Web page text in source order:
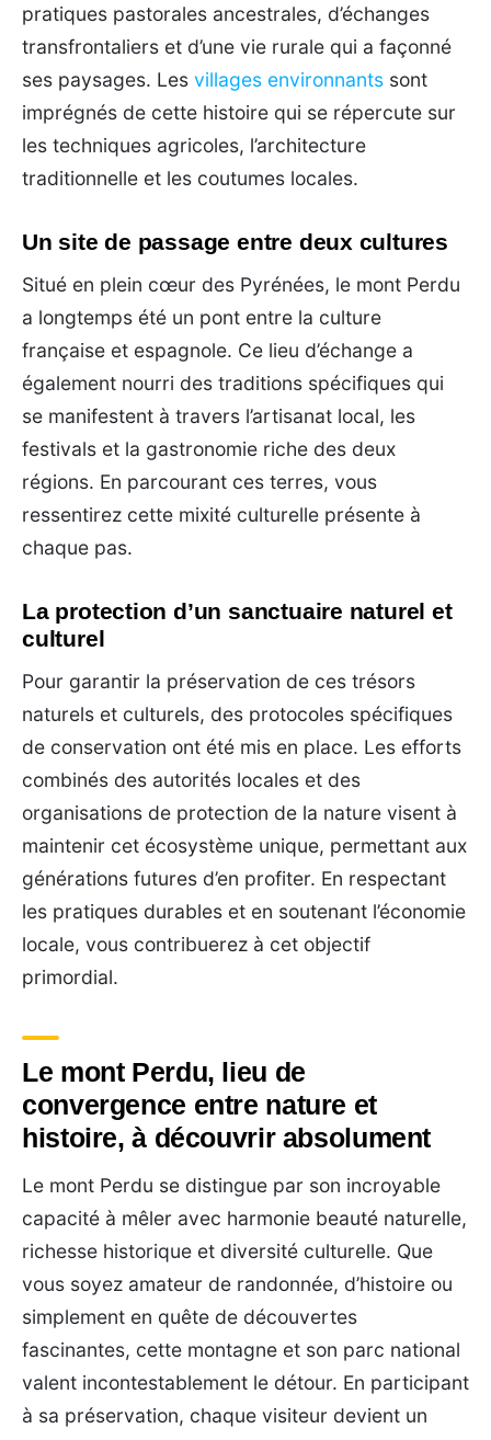
pratiques pastorales ancestrales, d’échanges
transfrontaliers et d’une vie rurale qui a façonné
ses paysages. Les villages environnants sont
imprégnés de cette histoire qui se répercute sur
les techniques agricoles, l’architecture
traditionnelle et les coutumes locales.
Un site de passage entre deux cultures
Situé en plein cœur des Pyrénées, le mont Perdu
a longtemps été un pont entre la culture
française et espagnole. Ce lieu d’échange a
également nourri des traditions spécifiques qui
se manifestent à travers l’artisanat local, les
festivals et la gastronomie riche des deux
régions. En parcourant ces terres, vous
ressentirez cette mixité culturelle présente à
chaque pas.
La protection d’un sanctuaire naturel et
culturel
Pour garantir la préservation de ces trésors
naturels et culturels, des protocoles spécifiques
de conservation ont été mis en place. Les efforts
combinés des autorités locales et des
organisations de protection de la nature visent à
maintenir cet écosystème unique, permettant aux
générations futures d’en profiter. En respectant
les pratiques durables et en soutenant l’économie
locale, vous contribuerez à cet objectif
primordial.
Le mont Perdu, lieu de
convergence entre nature et
histoire, à découvrir absolument
Le mont Perdu se distingue par son incroyable
capacité à mêler avec harmonie beauté naturelle,
richesse historique et diversité culturelle. Que
vous soyez amateur de randonnée, d’histoire ou
simplement en quête de découvertes
fascinantes, cette montagne et son parc national
valent incontestablement le détour. En participant
à sa préservation, chaque visiteur devient un